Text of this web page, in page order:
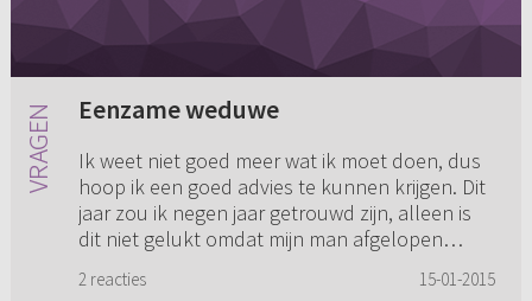
Eenzame weduwe
Ik weet niet goed meer wat ik moet doen, dus
hoop ik een goed advies te kunnen krijgen. Dit
jaar zou ik negen jaar getrouwd zijn, alleen is
dit niet gelukt omdat mijn man afgelopen
2 reacties 15-01-2015